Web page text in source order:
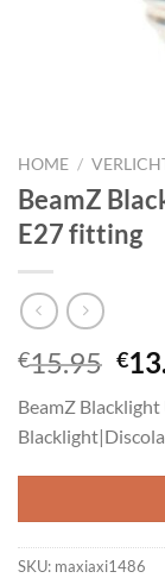
HOME /
BeamZ
E27 fitting
€15.95 €
BeamZ
SKU: maxiaxi1486